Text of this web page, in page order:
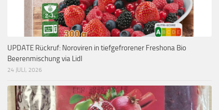
UPDATE Rückruf: Noroviren in tiefgefrorener Freshona Bio
Beerenmischung via Lidl
24 JULI, 2026